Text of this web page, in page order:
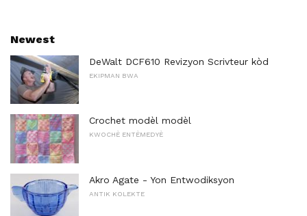
Newest
DeWalt DCF610 Revizyon Scrivteur kòd
EKIPMAN BWA
Crochet modèl modèl
KWOCHÈ ENTÈMEDYÈ
Akro Agate - Yon Entwodiksyon
ANTIK KOLEKTE